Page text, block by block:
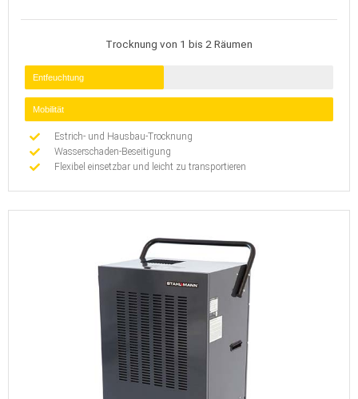
Trocknung von 1 bis 2 Räumen
Entfeuchtung
Mobilität
Estrich- und Hausbau-Trocknung
Wasserschaden-Beseitigung
Flexibel einsetzbar und leicht zu transportieren